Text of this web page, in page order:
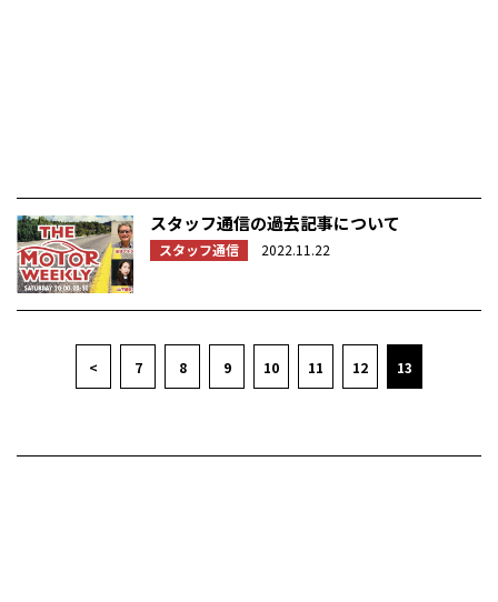
スタッフ通信の過去記事について
スタッフ通信 2022.11.22
< 7 8 9 10 11 12 13